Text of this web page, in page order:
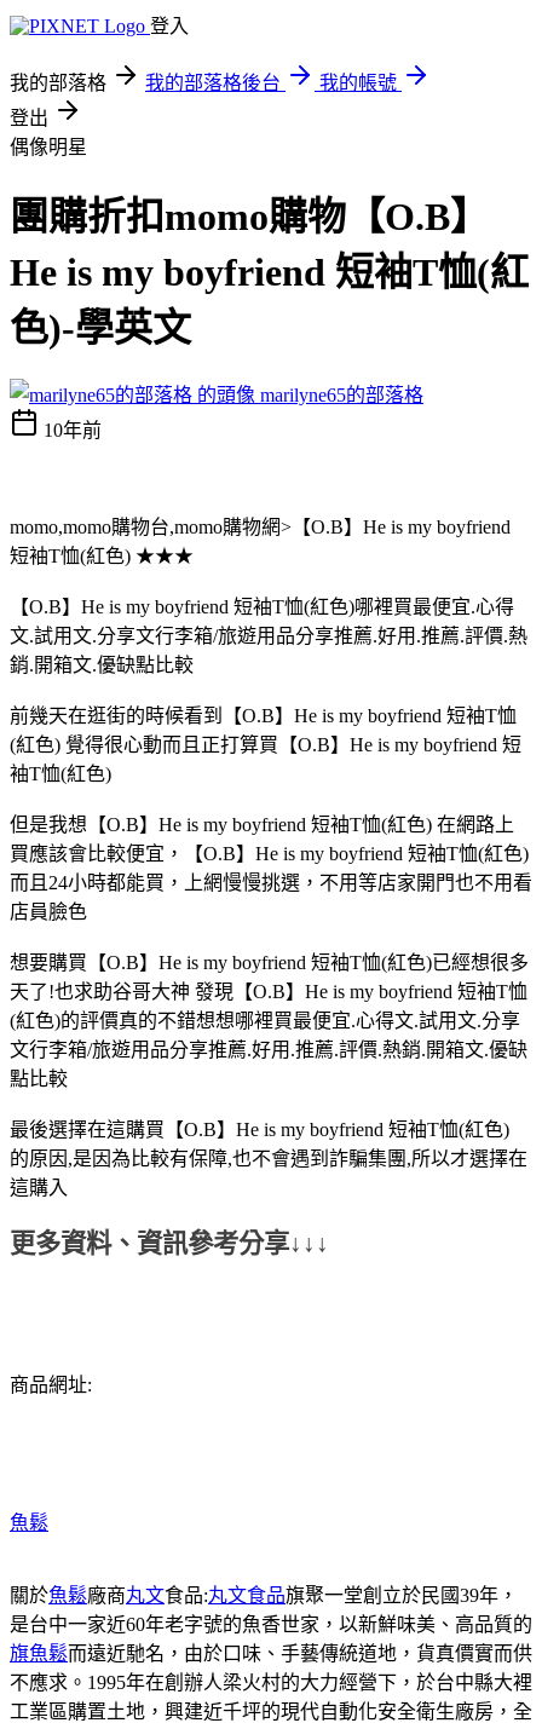
登入
我的部落格 我的部落格後台
我的帳號
登出
偶像明星
團購折扣momo購物【O.B】
He is my boyfriend 短袖T恤(紅
色)-學英文
marilyne65的部落格
10年前
momo,momo購物台,momo購物網>【O.B】He is my boyfriend
短袖T恤(紅色) ★★★
【O.B】He is my boyfriend 短袖T恤(紅色)哪裡買最便宜.心得
文.試用文.分享文行李箱/旅遊用品分享推薦.好用.推薦.評價.熱
銷.開箱文.優缺點比較
前幾天在逛街的時候看到【O.B】He is my boyfriend 短袖T恤
(紅色) 覺得很心動而且正打算買【O.B】He is my boyfriend 短
袖T恤(紅色)
但是我想【O.B】He is my boyfriend 短袖T恤(紅色) 在網路上
買應該會比較便宜，【O.B】He is my boyfriend 短袖T恤(紅色)
而且24小時都能買，上網慢慢挑選，不用等店家開門也不用看
店員臉色
想要購買【O.B】He is my boyfriend 短袖T恤(紅色)已經想很多
天了!也求助谷哥大神 發現【O.B】He is my boyfriend 短袖T恤
(紅色)的評價真的不錯想想哪裡買最便宜.心得文.試用文.分享
文行李箱/旅遊用品分享推薦.好用.推薦.評價.熱銷.開箱文.優缺
點比較
最後選擇在這購買【O.B】He is my boyfriend 短袖T恤(紅色)
的原因,是因為比較有保障,也不會遇到詐騙集團,所以才選擇在
這購入
更多資料、資訊參考分享↓↓↓
商品網址:
魚鬆
關於魚鬆廠商丸文食品:丸文食品旗聚一堂創立於民國39年，
是台中一家近60年老字號的魚香世家，以新鮮味美、高品質的
旗魚鬆而遠近馳名，由於口味、手藝傳統道地，貨真價實而供
不應求。1995年在創辦人梁火村的大力經營下，於台中縣大裡
工業區購置土地，興建近千坪的現代自動化安全衛生廠房，全